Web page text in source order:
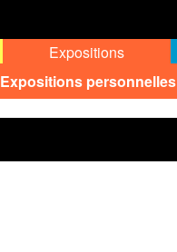
Expositions
Expositions personnelles